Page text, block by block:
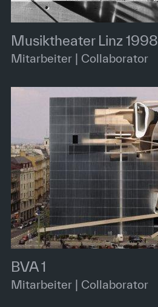
Musiktheater Linz 1998
Mitarbeiter | Collaborator
BVA 1
Mitarbeiter | Collaborator